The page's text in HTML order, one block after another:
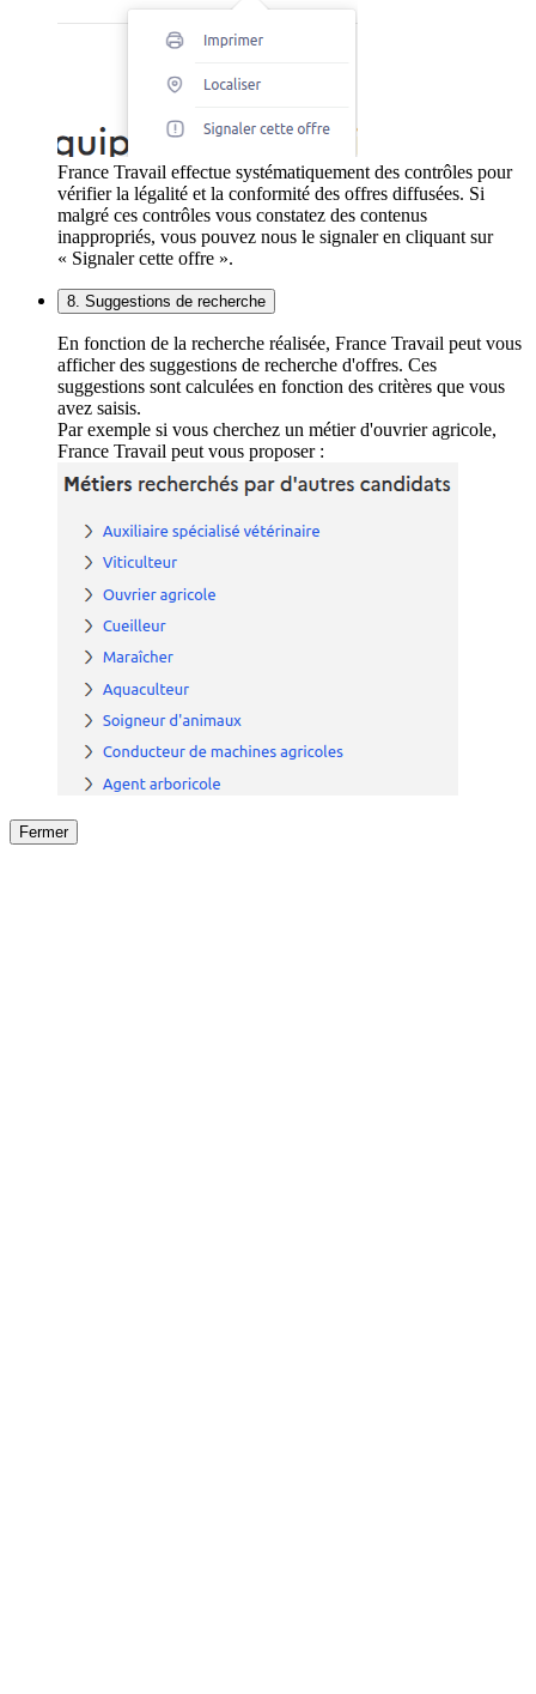
France Travail effectue systématiquement des contrôles pour
vérifier la légalité et la conformité des offres diffusées. Si
malgré ces contrôles vous constatez des contenus
inappropriés, vous pouvez nous le signaler en cliquant sur
« Signaler cette offre ».
8. Suggestions de recherche
En fonction de la recherche réalisée, France Travail peut vous
afficher des suggestions de recherche d'offres. Ces
suggestions sont calculées en fonction des critères que vous
avez saisis.
Par exemple si vous cherchez un métier d'ouvrier agricole,
France Travail peut vous proposer :
Fermer